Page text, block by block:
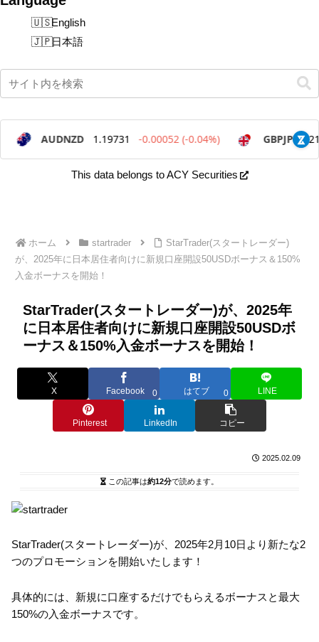
English
日本語
This data belongs to ACY Securities
ホーム startrader
StarTrader(スタートレーダー)
が、2025年に日本居住者向けに新規口座開設50USDボーナス＆150%
入金ボーナスを開始！
StarTrader(スタートレーダー)が、2025年
に日本居住者向けに新規口座開設50USDボ
ーナス＆150%入金ボーナスを開始！
X Facebook 0 はてブ 0 LINE
Pinterest LinkedIn コピー
2025.02.09
この記事は約12分で読めます。
StarTrader(スタートレーダー)が、2025年2月10日より新たな2
つのプロモーションを開始いたします！
具体的には、新規に口座するだけでもらえるボーナスと最大
150%の入金ボーナスです。